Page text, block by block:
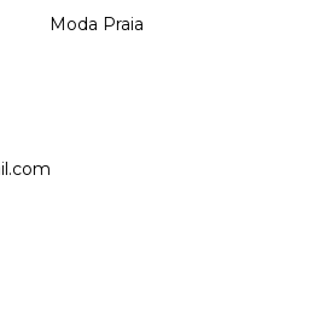
Moda Praia